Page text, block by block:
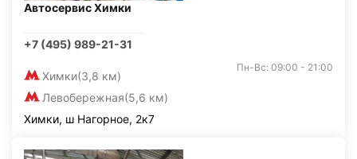
Автосервис Химки
+7 (495) 989-21-31
Химки(3,8 км)
Левобережная(5,6 км)
Пн-Вс: 09:00 - 21:00
Химки, ш Нагорное, 2к7